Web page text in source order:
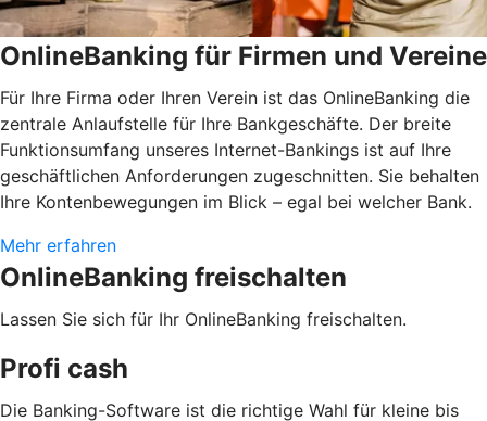
OnlineBanking für Firmen und Vereine
Für Ihre Firma oder Ihren Verein ist das OnlineBanking die
zentrale Anlaufstelle für Ihre Bankgeschäfte. Der breite
Funktionsumfang unseres Internet-Bankings ist auf Ihre
geschäftlichen Anforderungen zugeschnitten. Sie behalten
Ihre Kontenbewegungen im Blick – egal bei welcher Bank.
Mehr erfahren
OnlineBanking freischalten
Lassen Sie sich für Ihr OnlineBanking freischalten.
Profi cash
Die Banking-Software ist die richtige Wahl für kleine bis